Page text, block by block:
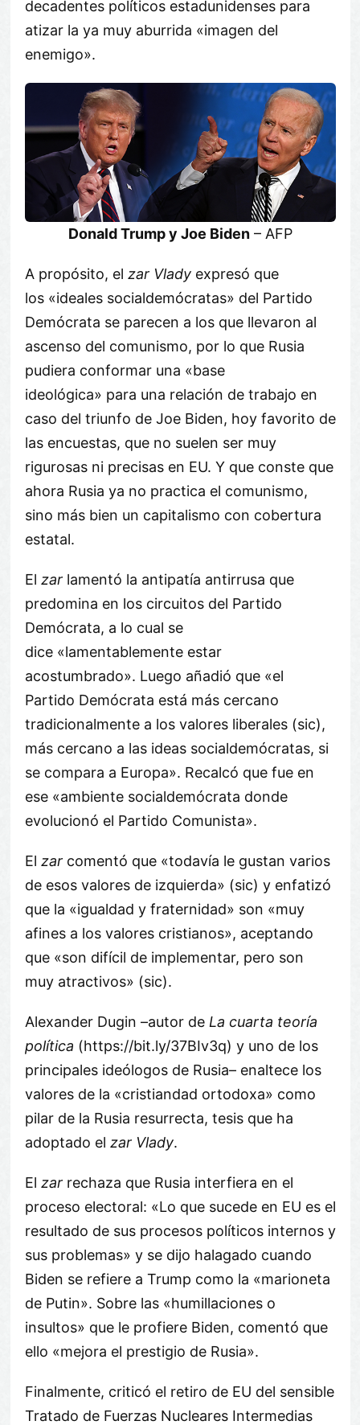
decadentes políticos estadunidenses para
atizar la ya muy aburrida «imagen del
enemigo».
Donald Trump y Joe Biden– AFP
A propósito, el zar Vladyexpresó que
los «ideales socialdemócratas» del Partido
Demócrata se parecen a los que llevaron al
ascenso del comunismo, por lo que Rusia
pudiera conformar una «base
ideológica» para una relación de trabajo en
caso del triunfo de Joe Biden, hoy favorito de
las encuestas, que no suelen ser muy
rigurosas ni precisas en EU. Y que conste que
ahora Rusia ya no practica el comunismo,
sino más bien un capitalismo con cobertura
estatal.
El zarlamentó la antipatía antirrusa que
predomina en los circuitos del Partido
Demócrata, a lo cual se
dice «lamentablemente estar
acostumbrado». Luego añadió que «el
Partido Demócrata está más cercano
tradicionalmente a los valores liberales (sic),
más cercano a las ideas socialdemócratas, si
se compara a Europa». Recalcó que fue en
ese «ambiente socialdemócrata donde
evolucionó el Partido Comunista».
El zarcomentó que «todavía le gustan varios
de esos valores de izquierda» (sic) y enfatizó
que la «igualdad y fraternidad» son «muy
afines a los valores cristianos», aceptando
que «son difícil de implementar, pero son
muy atractivos» (sic).
Alexander Dugin –autor de La cuarta teoría
política (https://bit.ly/37BIv3q) y uno de los
principales ideólogos de Rusia– enaltece los
valores de la «cristiandad ortodoxa» como
pilar de la Rusia resurrecta, tesis que ha
adoptado el zar Vlady.
El zarrechaza que Rusia interfiera en el
proceso electoral: «Lo que sucede en EU es el
resultado de sus procesos políticos internos y
sus problemas» y se dijo halagado cuando
Biden se refiere a Trump como la «marioneta
de Putin». Sobre las «humillaciones o
insultos» que le profiere Biden, comentó que
ello «mejora el prestigio de Rusia».
Finalmente, criticó el retiro de EU del sensible
Tratado de Fuerzas Nucleares Intermedias